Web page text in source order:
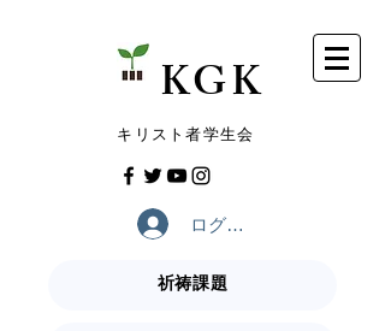
​KGK
​キリスト者学生会
ログイン
祈祷課題